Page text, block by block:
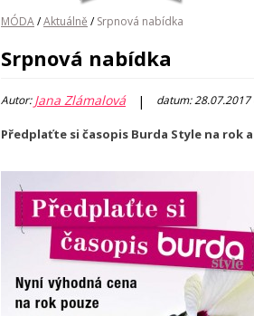
MÓDA/Aktuálně / Srpnová nabídka
Srpnová nabídka
Autor:Jana Zlámalová | datum: 28.07.2017
Předplaťte si časopis Burda Style na